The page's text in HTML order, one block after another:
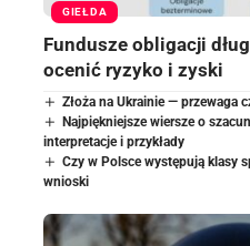
GIEŁDA
Fundusze obligacji
ocenić ryzyko i zyski
Złoża na Ukrainie — przewaga
Najpiękniejsze wiersze o
interpretacje i przykłady
Czy w Polsce występują klasy
wnioski